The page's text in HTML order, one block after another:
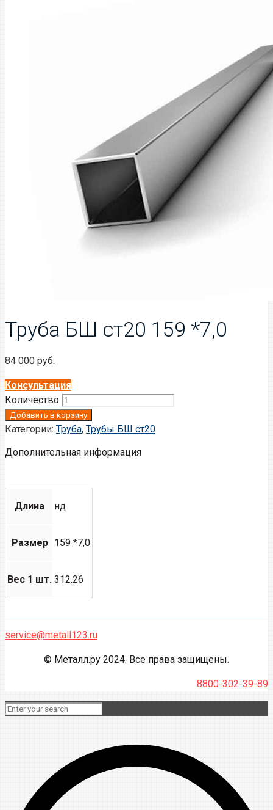
Труба БШ ст20 159 *7,0
84 000 руб.
Консультация
Количество
Добавить в корзину
Категории: Труба, Трубы БШ ст20
Дополнительная информация
Длина нд
Размер 159 *7,0
Вес 1 шт. 312.26
service@metall123.ru
© Металл.ру 2024. Все права защищены.
8800-302-39-89